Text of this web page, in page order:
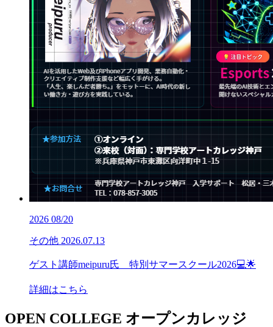
2026 08/20
その他 2026.07.13
ゲスト講師meipuru氏 特別サマースクール2026💻🌟
詳細はこちら
OPEN COLLEGE オープンカレッジ